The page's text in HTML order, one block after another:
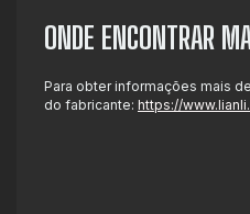
ONDE ENCONTRAR
Para obter informações mais
do fabricante: https://